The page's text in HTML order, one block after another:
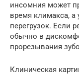
инсомния может
время климакса, а
перегрузок. Если
обычно в
прорезывания
Клиническая